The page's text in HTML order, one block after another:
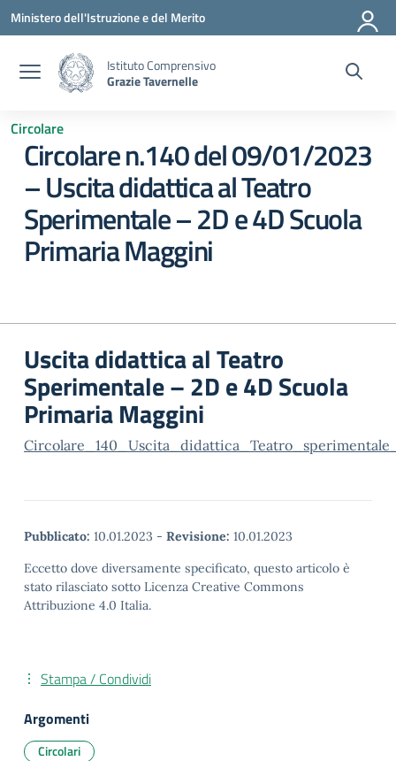
Vai ai contenuti
Vai al menu di navigazione
Vai al footer
Ministero dell'Istruzione e del Merito
Istituto Comprensivo
Grazie Tavernelle
Circolare
Circolare n.140 del 09/01/2023
– Uscita didattica al Teatro
Sperimentale – 2D e 4D Scuola
Primaria Maggini
Uscita didattica al Teatro
Sperimentale – 2D e 4D Scuola
Primaria Maggini
Pubblicato: 10.01.2023 - Revisione: 10.01.2023
Eccetto dove diversamente specificato, questo articolo è
stato rilasciato sotto Licenza Creative Commons
Attribuzione 4.0 Italia.
Stampa / Condividi
Argomenti
Circolari